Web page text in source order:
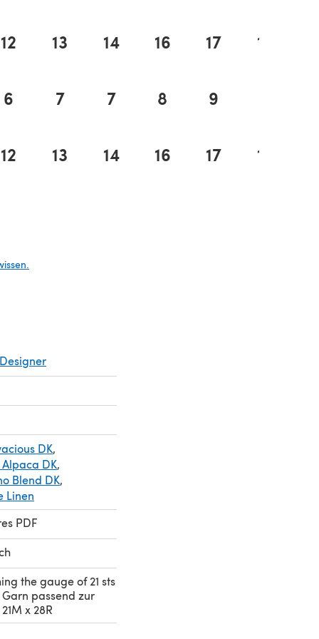
12 13 14 16 17 18
6 7 7 8 9
12 13 14 16 17 18
DK,
DK,
Blend DK,
Linen
PDF
the gauge of 21 sts
passend zur
x 28R